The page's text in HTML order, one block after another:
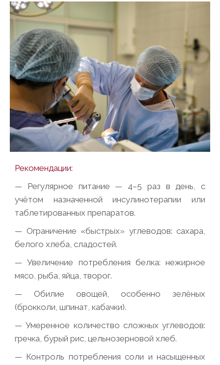
Рекомендации:
— Регулярное питание — 4–5 раз в день, с
учётом назначенной инсулинотерапии или
таблетированных препаратов.
— Ограничение «быстрых» углеводов: сахара,
белого хлеба, сладостей.
— Увеличение потребления белка: нежирное
мясо, рыба, яйца, творог.
— Обилие овощей, особенно зелёных
(брокколи, шпинат, кабачки).
— Умеренное количество сложных углеводов:
гречка, бурый рис, цельнозерновой хлеб.
— Контроль потребления соли и насыщенных